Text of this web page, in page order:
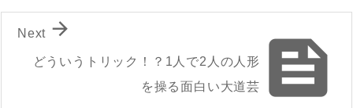

どういうトリック！？1人で2人の人形
を操る面白い大道芸

Next